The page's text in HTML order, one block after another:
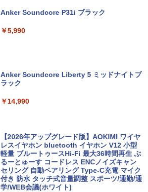
Anker Soundcore P31i ブラック
￥5,990
Anker Soundcore Liberty 5 ミッドナイトブ
ラック
￥14,990
【2026年アップグレード版】AOKIMI ワイヤ
レスイヤホン bluetooth イヤホン V12 小型
軽量 ブルートゥースHi-Fi 最大36時間再生 ぶ
るーとゅーす コードレス ENCノイズキャン
セリング 自動ペアリング Type-C充電 マイク
付き 防水 タッチ式音量調整 スポーツ/通勤/通
学/WEB会議(ホワイト)